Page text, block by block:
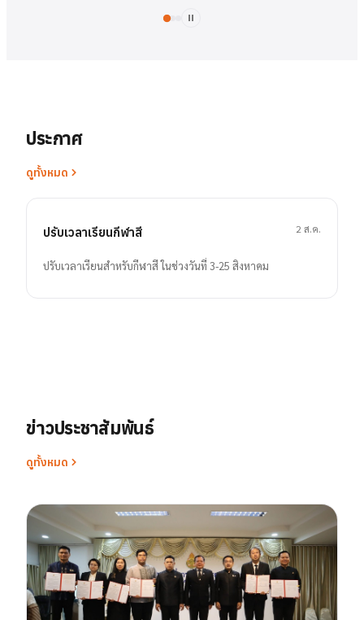
ประกาศ
ดูทั้งหมด
ปรับเวลาเรียนกีฬาสี
ปรับเวลาเรียนสำหรับกีฬาสี ในช่วงวันที่ 3-25 สิงหาคม
2 ส.ค.
ข่าวประชาสัมพันธ์
ดูทั้งหมด